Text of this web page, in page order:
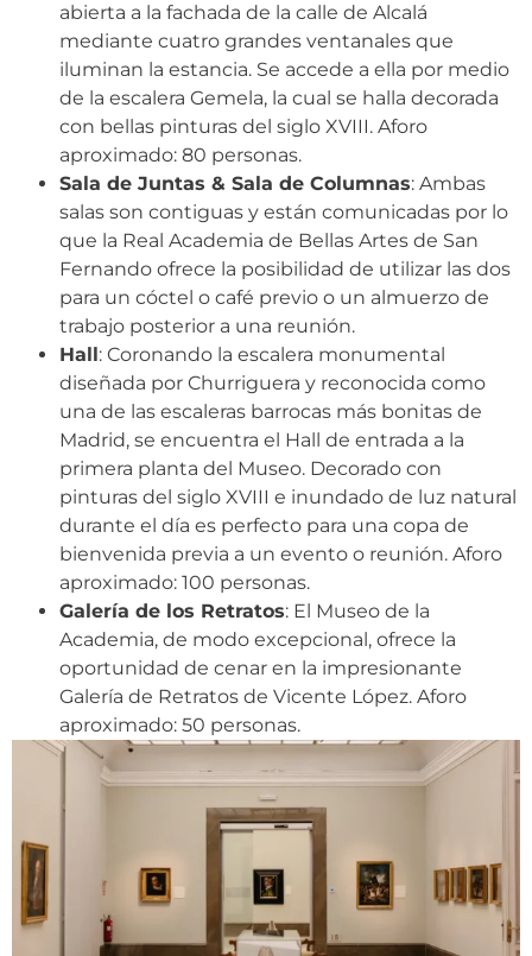
abierta a la fachada de la calle de Alcalá
mediante cuatro grandes ventanales que
iluminan la estancia. Se accede a ella por medio
de la escalera Gemela, la cual se halla decorada
con bellas pinturas del siglo XVIII. Aforo
aproximado: 80 personas.
Sala de Juntas & Sala de Columnas: Ambas
salas son contiguas y están comunicadas por lo
que la Real Academia de Bellas Artes de San
Fernando ofrece la posibilidad de utilizar las dos
para un cóctel o café previo o un almuerzo de
trabajo posterior a una reunión.
Hall : Coronando la escalera monumental
diseñada por Churriguera y reconocida como
una de las escaleras barrocas más bonitas de
Madrid, se encuentra el Hall de entrada a la
primera planta del Museo. Decorado con
pinturas del siglo XVIII e inundado de luz natural
durante el día es perfecto para una copa de
bienvenida previa a un evento o reunión. Aforo
aproximado: 100 personas.
Galería de los Retratos: El Museo de la
Academia, de modo excepcional, ofrece la
oportunidad de cenar en la impresionante
Galería de Retratos de Vicente López. Aforo
aproximado: 50 personas.